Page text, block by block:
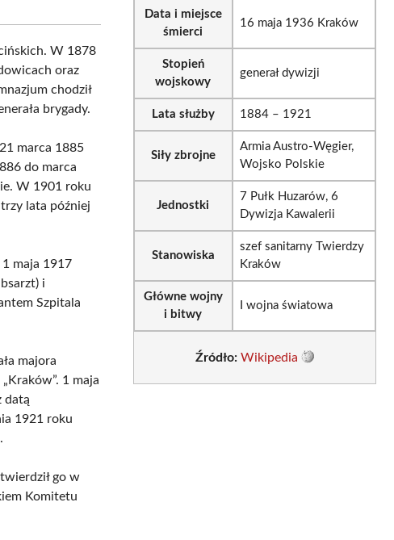
W 1878
oraz
chodził
brygady.
marca 1885
do marca
W 1901 roku
lata później
maja 1917
i
Szpitala
majora
1 maja
datą
1921 roku
go w
Komitetu
Data i miejsce
śmierci
16 maja 1936 Kraków
Stopień
wojskowy
generał dywizji
Lata służby 1884 – 1921
Siły zbrojne
Armia Austro-Węgier,
Wojsko Polskie
Jednostki
7 Pułk Huzarów, 6
Dywizja Kawalerii
Stanowiska
szef sanitarny Twierdzy
Kraków
Główne wojny
i bitwy
I wojna światowa
Źródło: Wikipedia